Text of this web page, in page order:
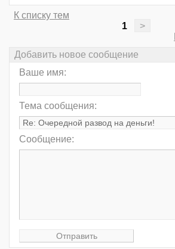
К списку тем
1
>
Добавить новое сообщение
Ваше имя:
Тема сообщения:
Сообщение: